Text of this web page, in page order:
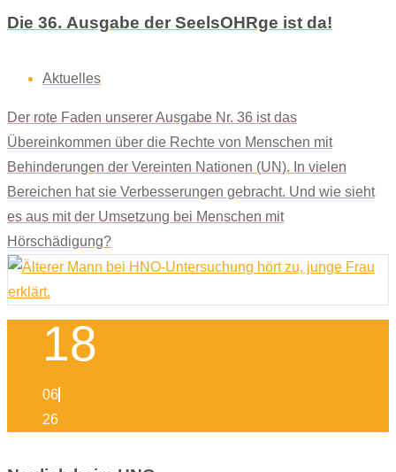
Die 36. Ausgabe der SeelsOHRge ist da!
Aktuelles
Der rote Faden unserer Ausgabe Nr. 36 ist das
Übereinkommen über die Rechte von Menschen mit
Behinderungen der Vereinten Nationen (UN). In vielen
Bereichen hat sie Verbesserungen gebracht. Und wie sieht
es aus mit der Umsetzung bei Menschen mit
Hörschädigung?
18
06
26